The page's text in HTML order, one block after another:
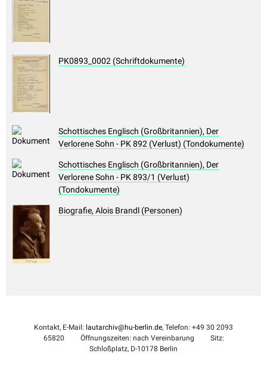
PK0893_0002 (Schriftdokumente)
Schottisches Englisch (Großbritannien), Der
Verlorene Sohn - PK 892 (Verlust) (Tondokumente)
Schottisches Englisch (Großbritannien), Der
Verlorene Sohn - PK 893/1 (Verlust)
(Tondokumente)
Biografie, Alois Brandl (Personen)
Kontakt, E-Mail: lautarchiv@hu-berlin.de, Telefon: +49 30 2093
65820
Öffnungszeiten: nach Vereinbarung
Sitz:
Schloßplatz, D-10178 Berlin